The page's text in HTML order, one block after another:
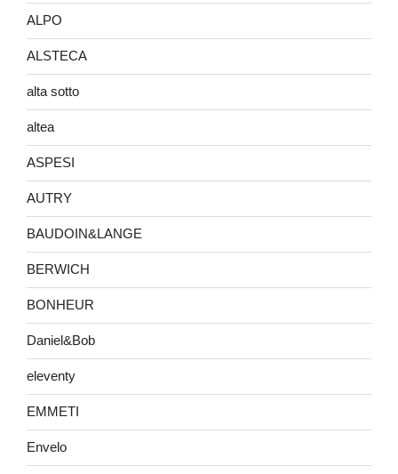
ALPO
ALSTECA
alta sotto
altea
ASPESI
AUTRY
BAUDOIN&LANGE
BERWICH
BONHEUR
Daniel&Bob
eleventy
EMMETI
Envelo